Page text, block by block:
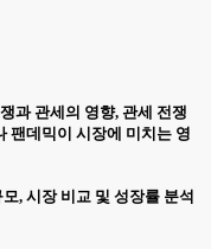
과 관세의 영향, 관세 전쟁
팬데믹이 시장에 미치는 영
, 시장 비교 및 성장률 분석